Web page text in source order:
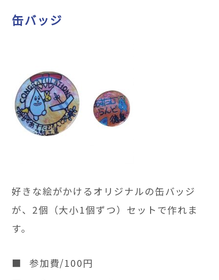
缶バッジ
好きな絵がかけるオリジナルの缶バッジ
が、2個（大小1個ずつ）セットで作れま
す。
参加費/100円